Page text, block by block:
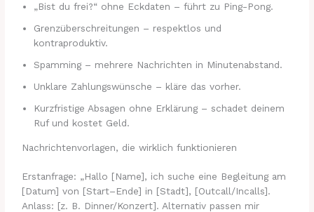
„Bist du frei?“ ohne Eckdaten – führt zu Ping-Pong.
Grenzüberschreitungen – respektlos und
kontraproduktiv.
Spamming – mehrere Nachrichten in Minutenabstand.
Unklare Zahlungswünsche – kläre das vorher.
Kurzfristige Absagen ohne Erklärung – schadet deinem
Ruf und kostet Geld.
Nachrichtenvorlagen, die wirklich funktionieren
Erstanfrage: „Hallo [Name], ich suche eine Begleitung am
[Datum] von [Start–Ende] in [Stadt], [Outcall/Incalls].
Anlass: [z. B. Dinner/Konzert]. Alternativ passen mir